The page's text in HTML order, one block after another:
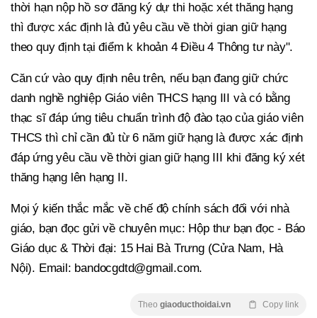
thời hạn nộp hồ sơ đăng ký dự thi hoặc xét thăng hạng
thì được xác định là đủ yêu cầu về thời gian giữ hạng
theo quy định tại điểm k khoản 4 Điều 4 Thông tư này".
Căn cứ vào quy định nêu trên, nếu bạn đang giữ chức
danh nghề nghiệp Giáo viên THCS hạng III và có bằng
thạc sĩ đáp ứng tiêu chuẩn trình độ đào tạo của giáo viên
THCS thì chỉ cần đủ từ 6 năm giữ hạng là được xác định
đáp ứng yêu cầu về thời gian giữ hạng III khi đăng ký xét
thăng hạng lên hạng II.
Mọi ý kiến thắc mắc về chế độ chính sách đối với nhà
giáo, bạn đọc gửi về chuyên mục: Hộp thư bạn đọc - Báo
Giáo dục & Thời đại: 15 Hai Bà Trưng (Cửa Nam, Hà
Nội). Email: bandocgdtd@gmail.com.
Theo giaoducthoidai.vn Copy link